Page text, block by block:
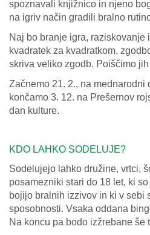
spoznavali knjižnico in njeno
na igriv način gradili bralno
Naj bo branje igra, raziskovanje
kvadratek za kvadratkom,
skriva veliko zgodb. Poiščimo
Začnemo 21. 2., na mednarodni
končamo 3. 12. na Prešernov
dan kulture.
KDO LAHKO SODELUJE?
Sodelujejo lahko družine, vrtci,
posamezniki stari do 18 let, ki
bojijo bralnih izzivov in ki v sebi
sposobnosti. Vsaka oddana
Na koncu pa bodo izžrebane še